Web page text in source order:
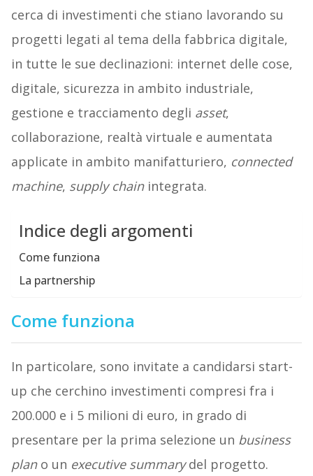
cerca di investimenti che stiano lavorando su
progetti legati al tema della fabbrica digitale,
in tutte le sue declinazioni: internet delle cose,
digitale, sicurezza in ambito industriale,
gestione e tracciamento degli asset,
collaborazione, realtà virtuale e aumentata
applicate in ambito manifatturiero, connected
machine, supply chainintegrata.
Indice degli argomenti
Come funziona
La partnership
Come funziona
In particolare, sono invitate a candidarsi start-
up che cerchino investimenti compresi fra i
200.000 e i 5 milioni di euro, in grado di
presentare per la prima selezione un business
plano un executive summarydel progetto.